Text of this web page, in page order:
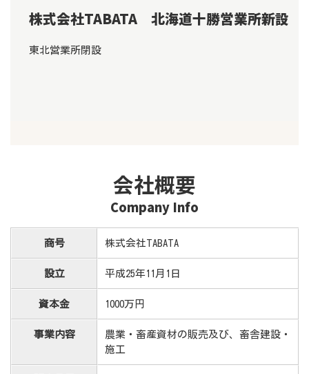
株式会社TABATA 北海道十勝営業所新設
東北営業所閉設
会社概要
Company Info
商号 株式会社TABATA
設立 平成25年11月1日
資本金 1000万円
事業内容
農業・畜産資材の販売及び、畜舎建設・
施工